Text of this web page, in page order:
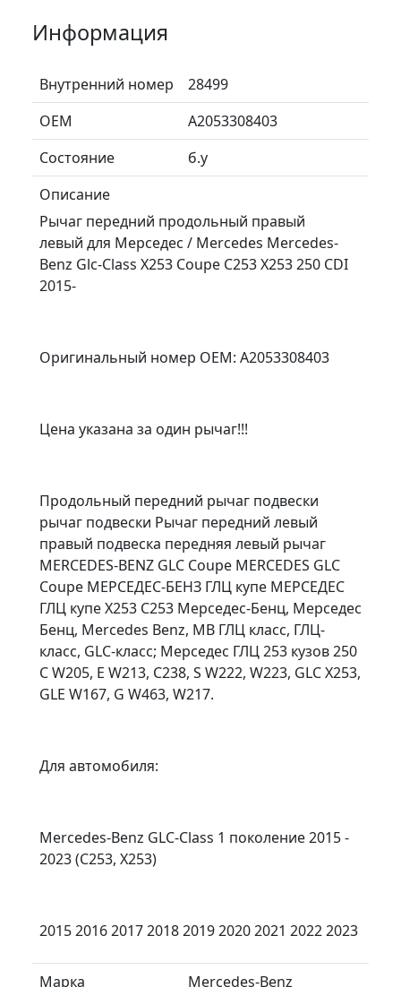
Информация
Внутренний номер
28499
ОЕМ
A2053308403
Состояние
б.у
Описание
Рычаг передний продольный правый
левый для Мерседес / Mercedes Mercedes-
Benz Glc-Class X253 Coupe C253 X253 250 CDI
2015-
Оригинальный номер OEM: A2053308403
Цена указана за один рычаг!!!
Продольный передний рычаг подвески
рычаг подвески Рычаг передний левый
правый подвеска передняя левый рычаг
MERCEDES-BENZ GLC Coupe MERCEDES GLC
Coupe МЕРСЕДЕС-БЕНЗ ГЛЦ купе МЕРСЕДЕС
ГЛЦ купе X253 C253 Мерседес-Бенц, Мерседес
Бенц, Mercedes Benz, MB ГЛЦ класс, ГЛЦ-
класс, GLC-класс; Мерседес ГЛЦ 253 кузов 250
C W205, E W213, C238, S W222, W223, GLC X253,
GLE W167, G W463, W217.
Для автомобиля:
Mercedes-Benz GLC-Class 1 поколение 2015 -
2023 (C253, X253)
2015 2016 2017 2018 2019 2020 2021 2022 2023
Марка Mercedes-Benz